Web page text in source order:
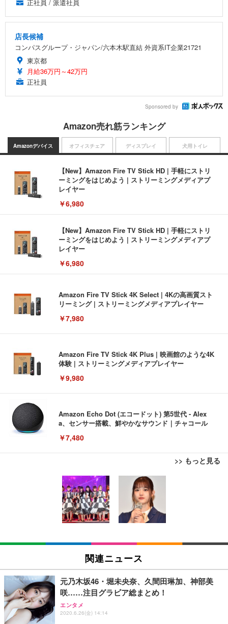
正社員 / 派遣社員
店長候補
コンパスグループ・ジャパン/六本木駅直結 外資系IT企業21721
東京都
月給36万円～42万円
正社員
Sponsored by
Amazon売れ筋ランキング
Amazonデバイス
【New】Amazon Fire TV Stick HD | 手軽にストリ
ーミングをはじめよう | ストリーミングメディアプ
レイヤー
￥6,980
【New】Amazon Fire TV Stick HD | 手軽にストリ
ーミングをはじめよう | ストリーミングメディアプ
レイヤー
￥6,980
Amazon Fire TV Stick 4K Select | 4Kの高画質スト
リーミング | ストリーミングメディアプレイヤー
￥7,980
Amazon Fire TV Stick 4K Plus | 映画館のような4K
体験 | ストリーミングメディアプレイヤー
￥9,980
Amazon Echo Dot (エコードット) 第5世代 - Alex
a、センサー搭載、鮮やかなサウンド｜チャコール
￥7,480
>> もっと見る
オフィスチェア
[EdoErgo] オフィスチェア 椅子 テレワーク 疲れな
い 跳ね上げ式アームレスト コンパクト 約105度ロッ
キング pc 事務椅子 360度回転 座面昇降 強化ナイロ
ン樹脂ベース 通気性メッシュ 在宅ワーク H-WY01
(黒網+黒枠+黒足)
￥5,699
SIHOO B100 オフィスチェア／デスクチェア メッシ
ュチェア 人間工学 疲れない ブラック
￥27,999
Sezlife オフィスチェア デスクチェア 疲れない テレ
ワーク チェア 強化バックレスト 30度ロッキング機
能 人間工学 椅子 腰サポート 90度跳ね上げ式アーム
ディスプレイ
EIZO ビジネス向けプレミアムモニター | FlexScan
EV3240X-WT | 31.5型4K UHD・USB Type-C・ホワ
イト
￥105,595
EIZO ビジネス向けプレミアムモニター | FlexScan
￥109,572
【純正品】27"ゲーミングモニター DualSense 充電
フック付き（CFI-ZDM1J）
犬用トイレ
Amazonベーシック ペットシーツ 薄型 レギュラー 1
回使い捨て 無香料 ホワイト 300枚
￥3,373
Amazonベーシック ペットシーツ 厚型 ワイド 42枚
x2袋(84枚) ホワイト(吸収面:ライトブルー)
￥3,234
ネオ・ルーライフ ネオ・オムツ L 中型犬用 26枚入
り 単品
関連ニュース
元乃木坂46・堀未央奈、久間田琳加、神部美
咲……注目グラビア総まとめ！
エンタメ
2020.6.26(金) 14:14